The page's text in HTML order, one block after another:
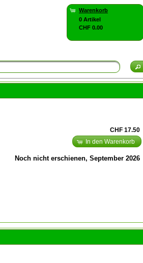
Warenkorb
0 Artikel
CHF 0.00
CHF 17.50
In den Warenkorb
Noch nicht erschienen, September 2026